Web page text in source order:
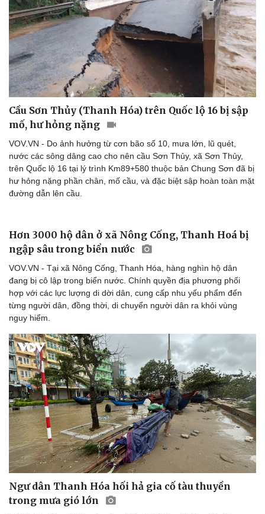
Nhi khoa
Nam khoa
Làm đẹp - giảm cân
Phòng mạch online
Ăn sạch sống khỏe
Cầu Sơn Thủy (Thanh Hóa) trên Quốc lộ 16 bị sập
mố, hư hỏng nặng
VOV.VN - Do ảnh hưởng từ cơn bão số 10, mưa lớn, lũ quét,
nước các sông dâng cao cho nên cầu Sơn Thủy, xã Sơn Thủy,
trên Quốc lộ 16 tại lý trình Km89+580 thuộc bản Chung Sơn đã bị
hư hỏng nặng phần chân, mố cầu, và đặc biệt sập hoàn toàn mặt
đường dẫn lên cầu.
Hơn 3000 hộ dân ở xã Nông Cống, Thanh Hoá bị
ngập sâu trong biển nước
VOV.VN - Tại xã Nông Cống, Thanh Hóa, hàng nghìn hộ dân
đang bị cô lập trong biển nước. Chính quyền địa phương phối
hợp với các lực lượng di dời dân, cung cấp nhu yếu phẩm đến
từng người dân, đồng thời, di chuyển người dân ra khỏi vùng
nguy hiểm.
Ngư dân Thanh Hóa hối hả gia cố tàu thuyền
trong mưa gió lớn